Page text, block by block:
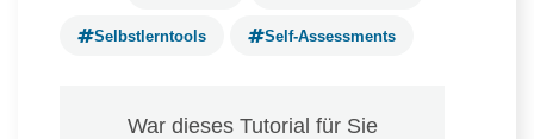
Selbstlerntools Self-Assessments
War dieses Tutorial für Sie